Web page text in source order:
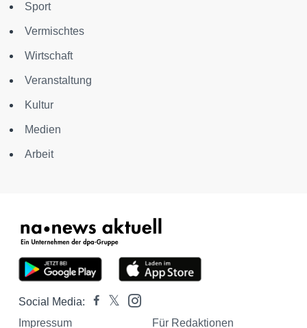
Sport
Vermischtes
Wirtschaft
Veranstaltung
Kultur
Medien
Arbeit
Social Media:
Impressum
Für Redaktionen